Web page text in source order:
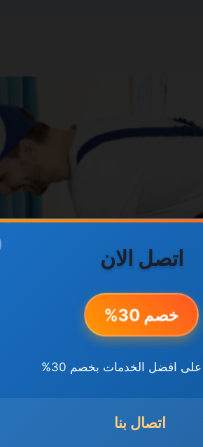
اتصل الان
خصم 30%
افضل الخدمات بخصم 30%
اتصال بنا